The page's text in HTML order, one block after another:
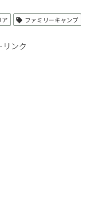
ア ファミリーキャンプ
リンク